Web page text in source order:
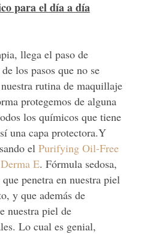
para el día a día
llega el paso de
los pasos que no se
rutina de maquillaje
protegemos de alguna
los químicos que tiene
una capa protectora.Y
el Purifying Oil-Free
Derma E. Fórmula sedosa,
penetra en nuestra piel
y que además de
nuestra piel de
Lo cual es genial,